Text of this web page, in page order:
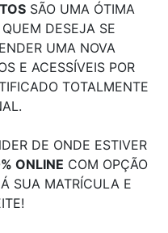
SÃO UMA ÓTIMA
DESEJA SE
UMA NOVA
E ACESSÍVEIS POR
TOTALMENTE
DE ONDE ESTIVER
ONLINE COM OPÇÃO
SUA MATRÍCULA E